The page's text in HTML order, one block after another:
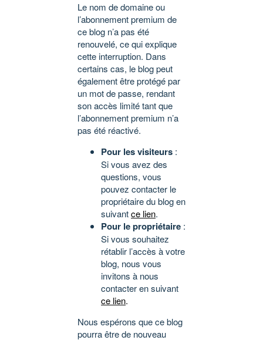
Le nom de domaine ou
l’abonnement premium de
ce blog n’a pas été
renouvelé, ce qui explique
cette interruption. Dans
certains cas, le blog peut
également être protégé par
un mot de passe, rendant
son accès limité tant que
l’abonnement premium n’a
pas été réactivé.
Pour les visiteurs :
Si vous avez des
questions, vous
pouvez contacter le
propriétaire du blog en
suivantce lien.
Pour le propriétaire :
Si vous souhaitez
rétablir l’accès à votre
blog, nous vous
invitons à nous
contacter en suivant
ce lien.
Nous espérons que ce blog
pourra être de nouveau